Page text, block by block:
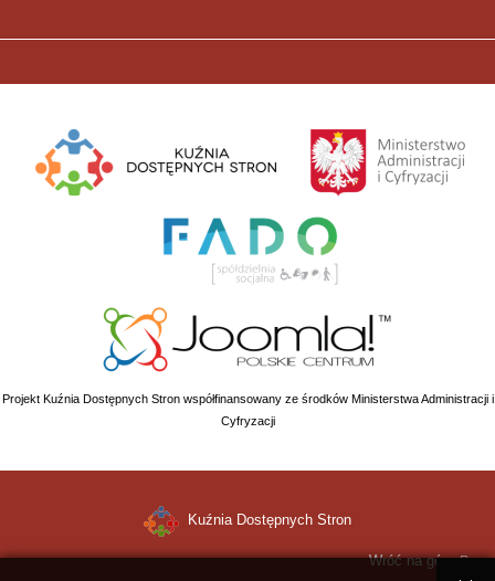
Projekt Kuźnia Dostępnych Stron współfinansowany ze środków Ministerstwa Administracji i
Cyfryzacji
Kuźnia Dostępnych Stron
Wróć na górę